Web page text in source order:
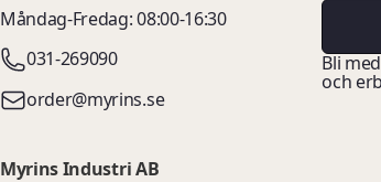
Måndag-Fredag: 08:00-16:30
031-269090
order@myrins.se
Myrins Industri AB
Bli
och